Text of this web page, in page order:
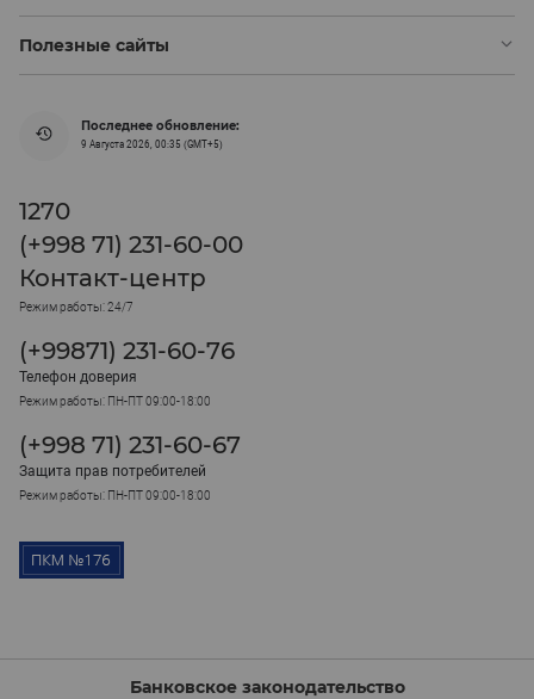
Полезные сайты
Последнее обновление:
9 Августа 2026, 00:35 (GMT+5)
1270
(+998 71) 231-60-00
Контакт-центр
Режим работы: 24/7
(+99871) 231-60-76
Телефон доверия
Режим работы: ПН-ПТ 09:00-18:00
(+998 71) 231-60-67
Защита прав потребителей
Режим работы: ПН-ПТ 09:00-18:00
Банковское законодательство